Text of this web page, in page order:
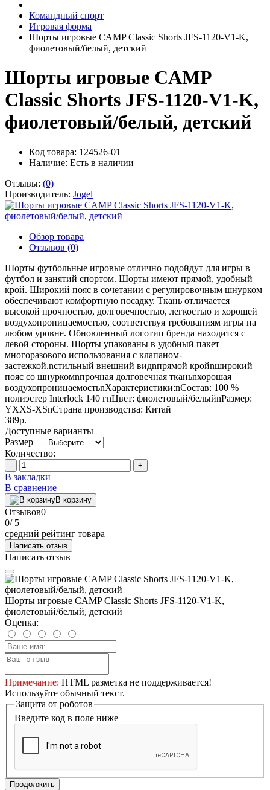
Командный спорт
Игровая форма
Шорты игровые CAMP Classic Shorts JFS-1120-V1-K,
фиолетовый/белый, детский
Шорты игровые CAMP
Classic Shorts JFS-1120-V1-K,
фиолетовый/белый, детский
Код товара: 124526-01
Наличие: Есть в наличии
Отзывы: (0)
Производитель: Jogel
Обзор товара
Отзывов (0)
Шорты футбольные игровые отлично подойдут для игры в
футбол и занятий спортом. Шорты имеют прямой, удобный
крой. Широкий пояс в сочетании с регулировочным шнурком
обеспечивают комфортную посадку. Ткань отличается
высокой прочностью, долговечностью, легкостью и хорошей
воздухопроницаемостью, соответствуя требованиям игры на
любом уровне. Обновленный логотип бренда находится с
левой стороны. Шорты упакованы в удобный пакет
многоразового использования с клапаном-
застежкой.nстильный внешний видnпрямой кройnширокий
пояс со шнуркомnпрочная долговечная тканьnхорошая
воздухопроницаемостьnХарактеристики:nСостав: 100 %
полиэстер Interlock 140 гnЦвет: фиолетовый/белыйnРазмер:
YXXS-XSnСтрана производства: Китай
389р.
Доступные варианты
Размер
Количество:
- +
В закладки
В сравнение
В корзину
Отзывов0
0/ 5
средний рейтинг товара
Написать отзыв
Написать отзыв
Шорты игровые CAMP Classic Shorts JFS-1120-V1-K,
фиолетовый/белый, детский
Оценка:
Примечание: HTML разметка не поддерживается!
Используйте обычный текст.
Защита от роботов
Введите код в поле ниже
Продолжить